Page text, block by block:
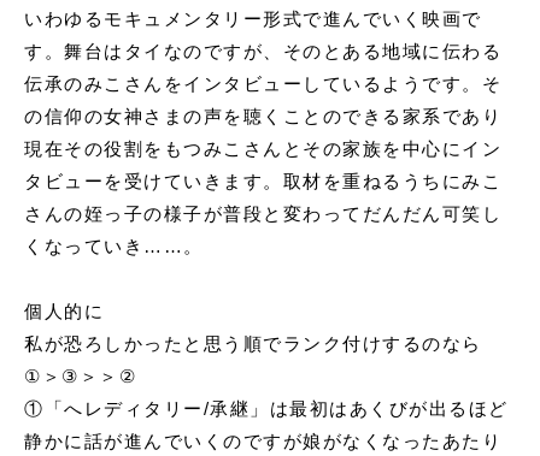
いわゆるモキュメンタリー形式で進んでいく映画で
す。舞台はタイなのですが、そのとある地域に伝わる
伝承のみこさんをインタビューしているようです。そ
の信仰の女神さまの声を聴くことのできる家系であり
現在その役割をもつみこさんとその家族を中心にイン
タビューを受けていきます。取材を重ねるうちにみこ
さんの姪っ子の様子が普段と変わってだんだん可笑し
くなっていき……。
個人的に
私が恐ろしかったと思う順でランク付けするのなら
①＞③＞＞②
① 「へレディタリー/承継」 は最初はあくびが出るほど
静かに話が進んでいくのですが娘がなくなったあたり